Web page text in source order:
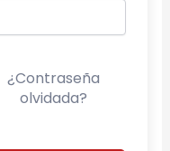
¿Contraseña
olvidada?